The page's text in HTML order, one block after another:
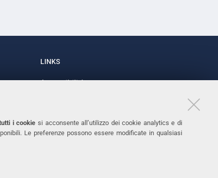
i cookie si acconsente all’utilizzo dei cookie analytics e di
Le preferenze possono essere modificate in qualsiasi
LINKS
Accessibilità
Cookies